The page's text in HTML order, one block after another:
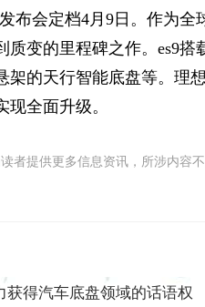
布会定档4月9日。作为
质变的里程碑之作。es9
架的天行智能底盘等。理
全面升级。
者提供更多信息资讯，所涉内容
得汽车底盘领域的话语权